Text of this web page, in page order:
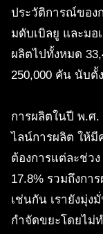
ประวัติการณ์ของ
มดับเบิลยู และมอ
ผลิตไปทั้งหมด
250,000 คัน นับตั้
การผลิตในปี พ.ศ.
ไลน์การผลิต ให้
ต้องการแต่ละช่ว
17.8% รวมถึงกา
เช่นกัน เรายังมุ่ง
กำจัดขยะโดยไม่